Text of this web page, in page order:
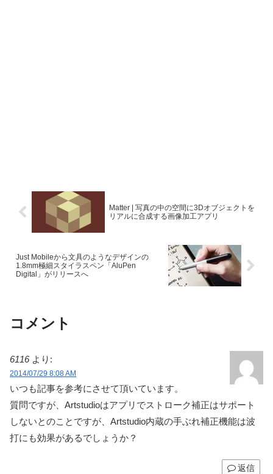
Matter | 写真の中の空間に3Dオブジェクトを
リアルに合成する画像加工アプリ
Just Mobileから文具のようなデザインの
1.8mm極細スタイラスペン「AluPen
Digital」がリリースへ
コメント
6116 より:
2014/07/29 8:08 AM
いつも記事を参考にさせて頂いています。
質問ですが、Artstudioはアプリでストローク補正はサポート
しないとのことですが、Artstudio内蔵の手ぶれ補正機能は波
打にも効果があるでしょうか？
返信